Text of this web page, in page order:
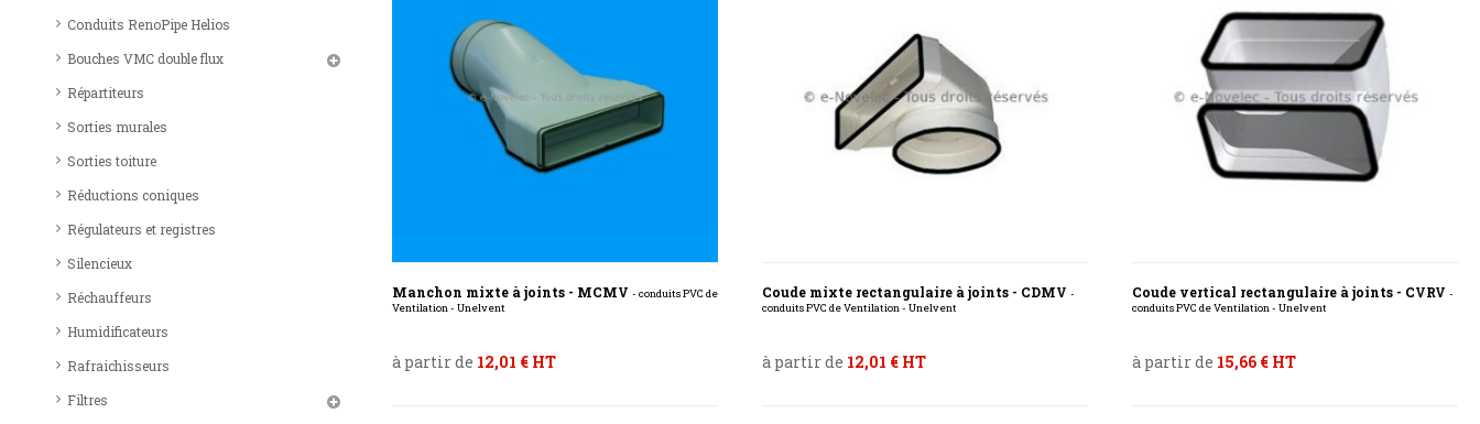
Conduits RenoPipe Helios
Bouches VMC double flux
Répartiteurs
Sorties murales
Sorties toiture
Réductions coniques
Régulateurs et registres
Silencieux
Réchauffeurs
Humidificateurs
Rafraichisseurs
Filtres
Manchon mixte à joints - MCMV - conduits PVC de
Ventilation - Unelvent
à partir de 12,01 € HT
Coude mixte rectangulaire à joints - CDMV -
conduits PVC de Ventilation - Unelvent
à partir de 12,01 € HT
Coude vertical rectangulaire à joints - CVRV -
conduits PVC de Ventilation - Unelvent
à partir de 15,66 € HT